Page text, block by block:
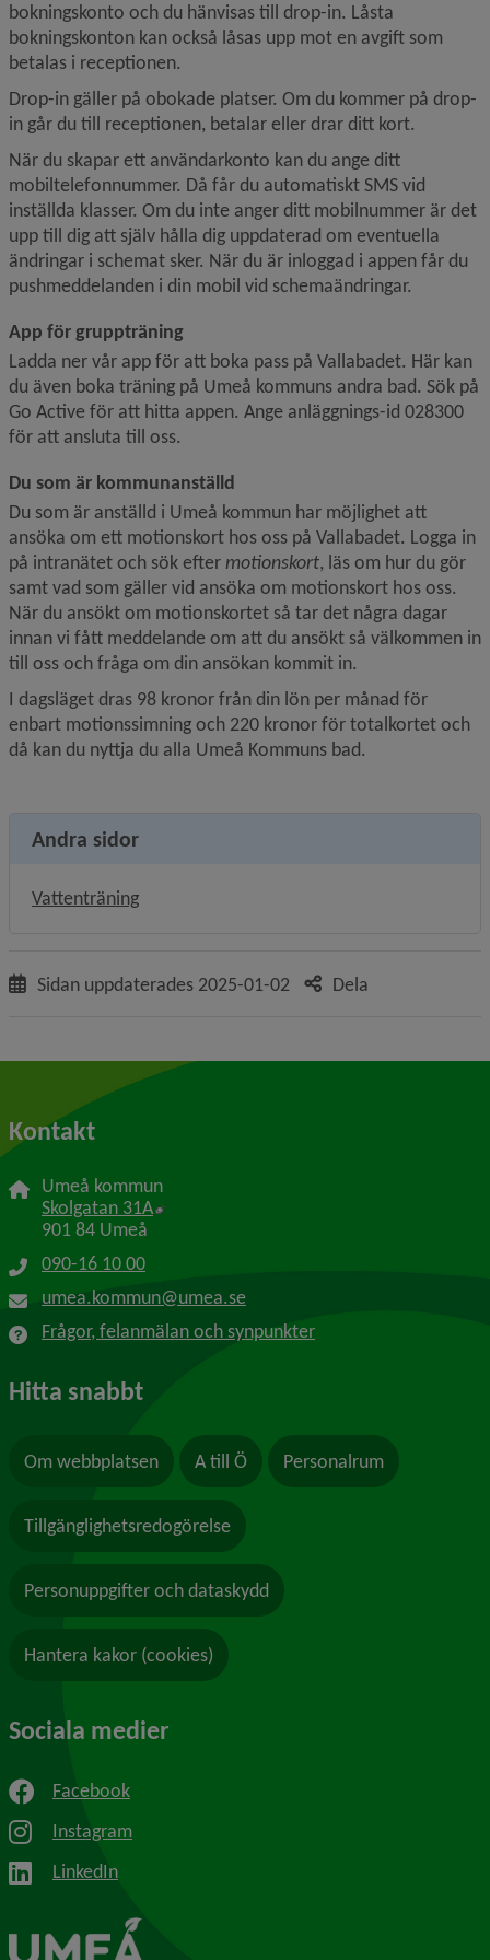
bokningskonto och du hänvisas till drop-in. Låsta
bokningskonton kan också låsas upp mot en avgift som
betalas i receptionen.
Drop-in gäller på obokade platser. Om du kommer på drop-
in går du till receptionen, betalar eller drar ditt kort.
När du skapar ett användarkonto kan du ange ditt
mobiltelefonnummer. Då får du automatiskt SMS vid
inställda klasser. Om du inte anger ditt mobilnummer är det
upp till dig att själv hålla dig uppdaterad om eventuella
ändringar i schemat sker. När du är inloggad i appen får du
pushmeddelanden i din mobil vid schemaändringar.
App för gruppträning
Ladda ner vår app för att boka pass på Vallabadet. Här kan
du även boka träning på Umeå kommuns andra bad. Sök på
Go Active för att hitta appen. Ange anläggnings-id 028300
för att ansluta till oss.
Du som är kommunanställd
Du som är anställd i Umeå kommun har möjlighet att
ansöka om ett motionskort hos oss på Vallabadet. Logga in
på intranätet och sök efter motionskort, läs om hur du gör
samt vad som gäller vid ansöka om motionskort hos oss.
När du ansökt om motionskortet så tar det några dagar
innan vi fått meddelande om att du ansökt så välkommen in
till oss och fråga om din ansökan kommit in.
I dagsläget dras 98 kronor från din lön per månad för
enbart motionssimning och 220 kronor för totalkortet och
då kan du nyttja du alla Umeå Kommuns bad.
Andra sidor
Vattenträning
Sidan uppdaterades 2025-01-02 Dela
Kontakt
Umeå kommun
Skolgatan 31A Länk till annan webbplats, öppnas i nytt
901 84 Umeå
090-16 10 00
umea.kommun@umea.se
Frågor, felanmälan och synpunkter
Hitta snabbt
Om webbplatsen A till Ö Personalrum
Tillgänglighetsredogörelse
Personuppgifter och dataskydd
Hantera kakor (cookies)
Sociala medier
Facebook
Instagram
LinkedIn